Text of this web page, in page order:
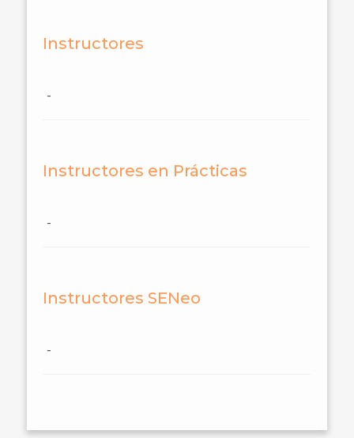
Instructores
-
Instructores en Prácticas
-
Instructores SENeo
-